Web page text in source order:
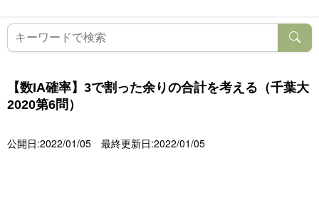
【数IA確率】3で割った余りの合計を考える（千葉大
2020第6問）
公開日:2022/01/05 最終更新日:2022/01/05